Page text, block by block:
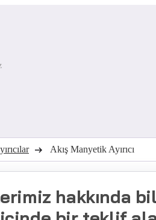
Akış Manyetik Ayırıcı
hakkında